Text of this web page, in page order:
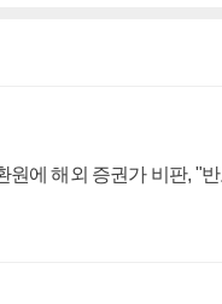
에 해외 증권가 비판, "반